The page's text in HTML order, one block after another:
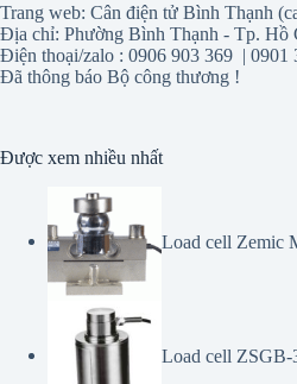
Trang web: Cân điện tử Bình Thạnh
Địa chỉ: Phường Bình Thạnh - Tp. Hồ
Điện thoại/zalo : 0906 903 369 | 0901
Đã thông báo Bộ công thương !
Được xem nhiều nhất
Load cell Zemic
Load cell ZSGB-